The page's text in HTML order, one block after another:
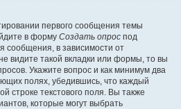
первого сообщения темы
в форму Создать опрос под
сообщения, в зависимости от
видите такой вкладки или формы, то вы
Укажите вопрос и как минимум два
полях, убедившись, что каждый
строке текстового поля. Вы также
которые могут выбрать